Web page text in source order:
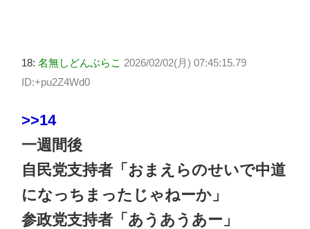
18: 名無しどんぶらこ 2026/02/02(月) 07:45:15.79
ID:+pu2Z4Wd0
>>14
一週間後
自民党支持者「おまえらのせいで中道
になっちまったじゃねーか」
参政党支持者「あうあうあー」